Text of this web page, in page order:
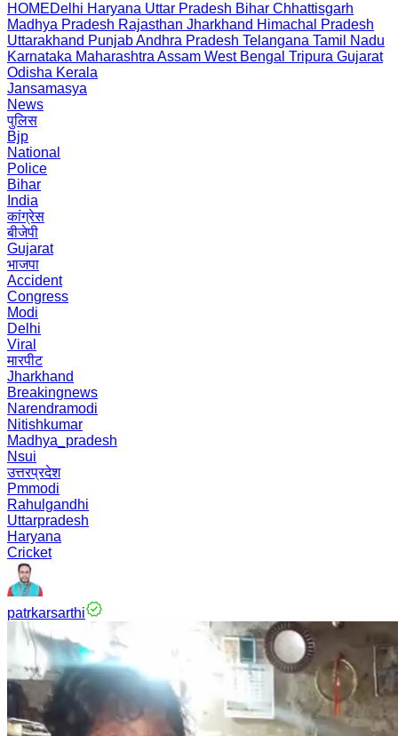
HOMEDelhi Haryana Uttar Pradesh Bihar Chhattisgarh
Madhya Pradesh Rajasthan Jharkhand Himachal Pradesh
Uttarakhand PunjabAndhra Pradesh Telangana Tamil Nadu
Karnataka Maharashtra Assam West Bengal Tripura Gujarat
Odisha Kerala
Jansamasya
News
पुलिस
Bjp
National
Police
Bihar
India
कांग्रेस
बीजेपी
Gujarat
भाजपा
Accident
Congress
Modi
Delhi
Viral
मारपीट
Jharkhand
Breakingnews
Narendramodi
Nitishkumar
Madhya_pradesh
Nsui
उत्तरप्रदेश
Pmmodi
Rahulgandhi
Uttarpradesh
Haryana
Cricket
patrkarsarthi